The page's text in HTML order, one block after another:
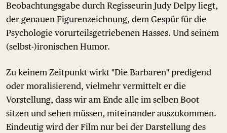
Beobachtungsgabe durch Regisseurin Judy Delpy liegt,
der genauen Figurenzeichnung, dem Gespür für die
Psychologie vorurteilsgetriebenen Hasses. Und seinem
(selbst-)ironischen Humor.
Zu keinem Zeitpunkt wirkt "Die Barbaren" predigend
oder moralisierend, vielmehr vermittelt er die
Vorstellung, dass wir am Ende alle im selben Boot
sitzen und sehen müssen, miteinander auszukommen.
Eindeutig wird der Film nur bei der Darstellung des